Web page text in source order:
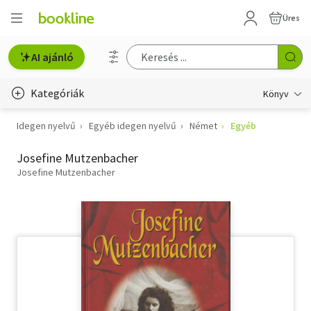
Üres
AI ajánló
Kategóriák Könyv
Életmód, egészség
Erotika
Hobbi, szabadidő
Idegen nyelvű Egyéb idegen nyelvű Német Egyéb
Josefine Mutzenbacher
Josefine Mutzenbacher